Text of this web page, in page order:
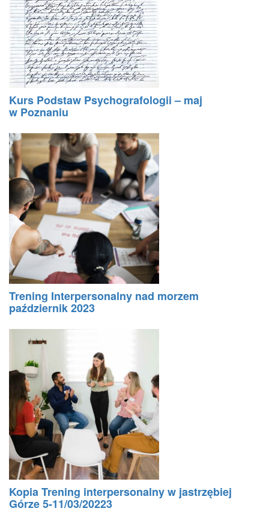
Kurs Podstaw Psychografologii – maj
w Poznaniu
Trening Interpersonalny nad morzem
październik 2023
Kopia Trening interpersonalny w jastrzębiej
Górze 5-11/03/20223